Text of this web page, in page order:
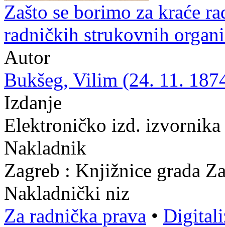
Zašto se borimo za kraće
radničkih strukovnih
Autor
Bukšeg, Vilim (24. 11.
Izdanje
Elektroničko izd.
Nakladnik
Zagreb : Knjižnice grada
Nakladnički niz
Za radnička prava •